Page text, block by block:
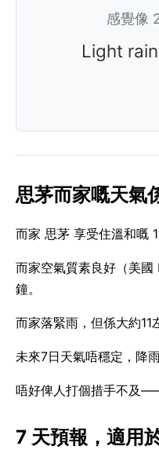
感覺像
Light
思茅而家嘅天氣
而家 思茅 享受住溫和嘅
而家空氣質素良好（美
鐘。
而家落緊雨，但係大約11
未來7日天氣唔穩定，降
唔好俾人打個措手不及
7 天預報，適用